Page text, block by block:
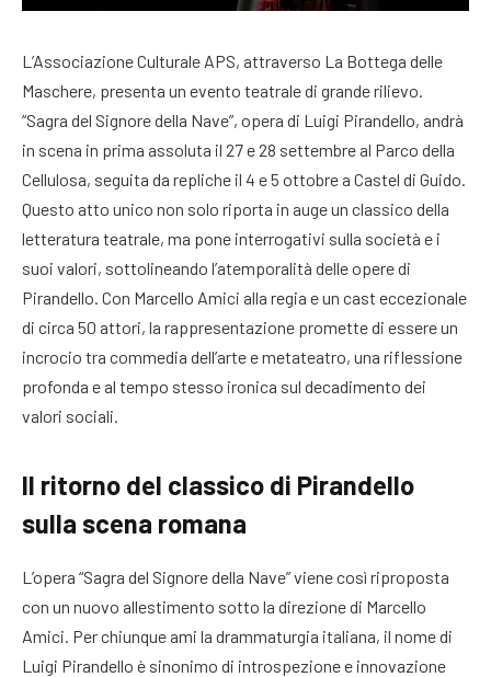
L’Associazione Culturale APS, attraverso La Bottega delle
Maschere, presenta un evento teatrale di grande rilievo.
“Sagra del Signore della Nave”, opera di Luigi Pirandello, andrà
in scena in prima assoluta il 27 e 28 settembre al Parco della
Cellulosa, seguita da repliche il 4 e 5 ottobre a Castel di Guido.
Questo atto unico non solo riporta in auge un classico della
letteratura teatrale, ma pone interrogativi sulla società e i
suoi valori, sottolineando l’atemporalità delle opere di
Pirandello. Con Marcello Amici alla regia e un cast eccezionale
di circa 50 attori, la rappresentazione promette di essere un
incrocio tra commedia dell’arte e metateatro, una riflessione
profonda e al tempo stesso ironica sul decadimento dei
valori sociali.
Il ritorno del classico di Pirandello
sulla scena romana
L’opera “Sagra del Signore della Nave” viene così riproposta
con un nuovo allestimento sotto la direzione di Marcello
Amici. Per chiunque ami la drammaturgia italiana, il nome di
Luigi Pirandello è sinonimo di introspezione e innovazione